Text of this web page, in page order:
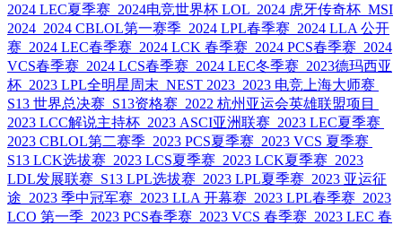
2024 LEC夏季赛 2024电竞世界杯 LOL 2024 虎牙传奇杯 MSI
2024 2024 CBLOL第一赛季 2024 LPL春季赛 2024 LLA 公开
赛 2024 LEC春季赛 2024 LCK 春季赛 2024 PCS春季赛 2024
VCS春季赛 2024 LCS春季赛 2024 LEC冬季赛 2023德玛西亚
杯 2023 LPL全明星周末 NEST 2023 2023 电竞上海大师赛
S13 世界总决赛 S13资格赛 2022 杭州亚运会英雄联盟项目
2023 LCC解说主持杯 2023 ASCI亚洲联赛 2023 LEC夏季赛
2023 CBLOL第二赛季 2023 PCS夏季赛 2023 VCS 夏季赛
S13 LCK选拔赛 2023 LCS夏季赛 2023 LCK夏季赛 2023
LDL发展联赛 S13 LPL选拔赛 2023 LPL夏季赛 2023 亚运征
途 2023 季中冠军赛 2023 LLA 开幕赛 2023 LPL春季赛 2023
LCO 第一季 2023 PCS春季赛 2023 VCS 春季赛 2023 LEC 春